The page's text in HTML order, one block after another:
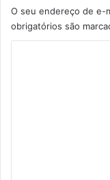
O seu endereço de e-
obrigatórios são